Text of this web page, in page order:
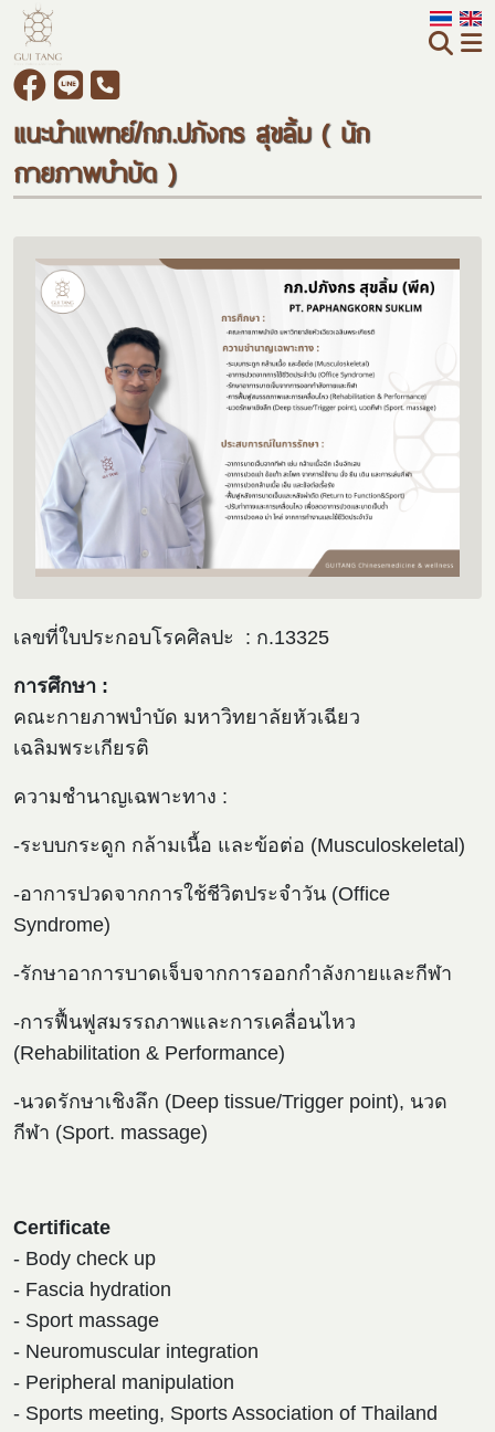
แนะนำแพทย์/กภ.ปภังกร สุขลิ้ม ( นัก
กายภาพบำบัด )
เลขที่ใบประกอบโรคศิลปะ : ก.13325
การศึกษา :
คณะกายภาพบำบัด มหาวิทยาลัยหัวเฉียว
เฉลิมพระเกียรติ
ความชำนาญเฉพาะทาง :
-ระบบกระดูก กล้ามเนื้อ และข้อต่อ (Musculoskeletal)
-อาการปวดจากการใช้ชีวิตประจำวัน (Office
Syndrome)
-รักษาอาการบาดเจ็บจากการออกกำลังกายและกีฬา
-การฟื้นฟูสมรรถภาพและการเคลื่อนไหว
(Rehabilitation & Performance)
-นวดรักษาเชิงลึก (Deep tissue/Trigger point), นวด
กีฬา (Sport. massage)
Certificate
- Body check up
- Fascia hydration
- Sport massage
- Neuromuscular integration
- Peripheral manipulation
- Sports meeting, Sports Association of Thailand